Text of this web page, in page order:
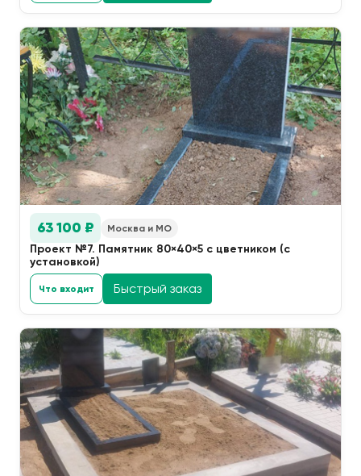
63 100 ₽ Москва и МО
Проект №7. Памятник 80×40×5 с цветником (с
установкой)
Что входит Быстрый заказ